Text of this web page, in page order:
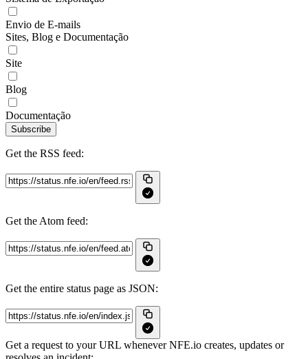
Envio de E-mails
Sites, Blog e Documentação
Site
Blog
Documentação
Subscribe
Get the RSS feed:
Get the Atom feed:
Get the entire status page as JSON:
Get a request to your URL whenever NFE.io creates, updates or